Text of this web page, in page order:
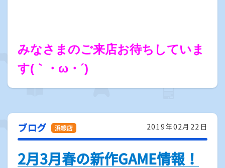
みなさまのご来店お待ちしていま
す(｀・ω・´)
2019年02月22日
ブログ
2月3月春の新作GAME情報！